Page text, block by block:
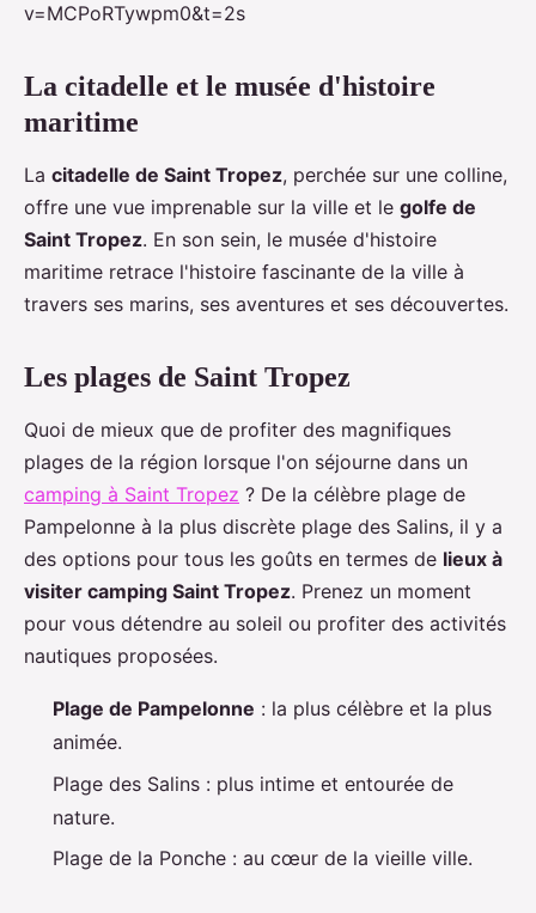
v=MCPoRTywpm0&t=2s
La citadelle et le musée d'histoire
maritime
La citadelle de Saint Tropez, perchée sur une colline,
offre une vue imprenable sur la ville et le golfe de
Saint Tropez. En son sein, le musée d'histoire
maritime retrace l'histoire fascinante de la ville à
travers ses marins, ses aventures et ses découvertes.
Les plages de Saint Tropez
Quoi de mieux que de profiter des magnifiques
plages de la région lorsque l'on séjourne dans un
camping à Saint Tropez ? De la célèbre plage de
Pampelonne à la plus discrète plage des Salins, il y a
des options pour tous les goûts en termes de lieux à
visiter camping Saint Tropez. Prenez un moment
pour vous détendre au soleil ou profiter des activités
nautiques proposées.
Plage de Pampelonne : la plus célèbre et la plus
animée.
Plage des Salins : plus intime et entourée de
nature.
Plage de la Ponche : au cœur de la vieille ville.